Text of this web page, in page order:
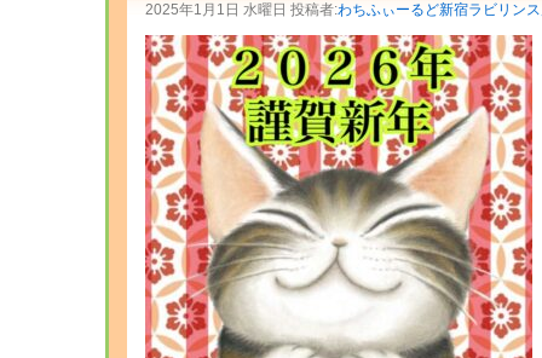
2025年1月1日 水曜日 投稿者:わちふぃーるど新宿ラビリン